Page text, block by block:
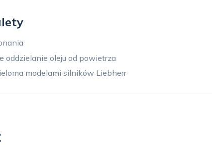
oleju od powietrza
modelami silników Liebherr